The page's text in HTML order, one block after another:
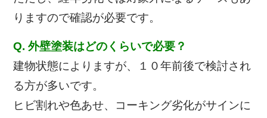
りますので確認が必要です。
Q. 外壁塗装はどのくらいで必要？
建物状態によりますが、１０年前後で検討され
る方が多いです。
ヒビ割れや色あせ、コーキング劣化がサインに